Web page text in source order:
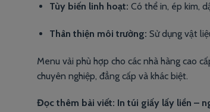
Tùy biến linh hoạt: Có thể in, ép kim,
Thân thiện môi trường: Sử dụng vật
Menu vải phù hợp cho các nhà hàng cao
chuyên nghiệp, đẳng cấp và khác biệt.
Đọc thêm bài viết: In túi giấy lấy liền –